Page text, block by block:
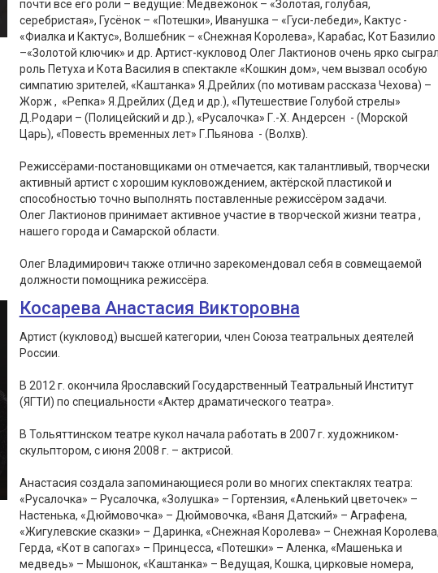
почти все его роли – ведущие: Медвежонок – «Золотая, голубая,
серебристая», Гусёнок – «Потешки», Иванушка – «Гуси-лебеди», Кактус -
«Фиалка и Кактус», Волшебник – «Снежная Королева», Карабас, Кот Базилио
–«Золотой ключик» и др. Артист-кукловод Олег Лактионов очень ярко
роль Петуха и Кота Василия в спектакле «Кошкин дом», чем вызвал особую
симпатию зрителей, «Каштанка» Я.Дрейлих (по мотивам рассказа Чехова) –
Жорж , «Репка» Я.Дрейлих (Дед и др.), «Путешествие Голубой стрелы»
Д.Родари – (Полицейский и др.), «Русалочка» Г.-Х. Андерсен - (Морской
Царь), «Повесть временных лет» Г.Пьянова - (Волхв).
Режиссёрами-постановщиками он отмечается, как талантливый, творчески
активный артист с хорошим кукловождением, актёрской пластикой и
способностью точно выполнять поставленные режиссёром задачи.
Олег Лактионов принимает активное участие в творческой жизни театра ,
нашего города и Самарской области.
Олег Владимирович также отлично зарекомендовал себя в совмещаемой
должности помощника режиссёра.
Косарева Анастасия Викторовна
Артист (кукловод) высшей категории, член Союза театральных деятелей
России.
В 2012 г. окончила Ярославский Государственный Театральный Институт
(ЯГТИ) по специальности «Актер драматического театра».
В Тольяттинском театре кукол начала работать в 2007 г. художником-
скульптором, с июня 2008 г. – актрисой.
Анастасия создала запоминающиеся роли во многих спектаклях театра:
«Русалочка» – Русалочка, «Золушка» – Гортензия, «Аленький цветочек» –
Настенька, «Дюймовочка» – Дюймовочка, «Ваня Датский» – Аграфена,
«Жигулевские сказки» – Даринка, «Снежная Королева» – Снежная
Герда, «Кот в сапогах» – Принцесса, «Потешки» – Аленка, «Машенька и
медведь» – Мышонок, «Каштанка» – Ведущая, Кошка, цирковые номера,